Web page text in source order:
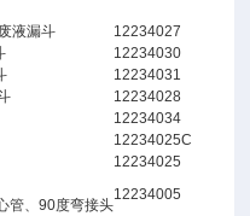
液漏斗
12234027
12234030
12234031
12234028
12234034
12234025C
12234025
12234005
管、90度弯接头